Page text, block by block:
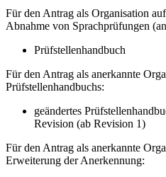
Für den Antrag als Organisation
Abnahme von Sprachprüfungen
Prüfstellenhandbuch
Für den Antrag als anerkannte
Prüfstellenhandbuchs:
geändertes
Revision (ab Revision 1)
Für den Antrag als anerkannte
Erweiterung der Anerkennung: